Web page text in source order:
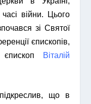
війни. Цього
зі Святої
єпископів,
єпископ
Віталій
що в